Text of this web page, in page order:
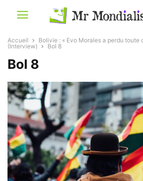
Accueil
Bolivie : « Evo Morales a perdu toute
(Interview)
Bol 8
Bol 8